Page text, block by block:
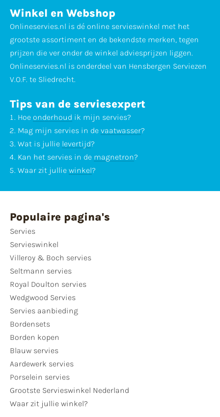
Winkel en Webshop
Onlineservies.nl is dé online servieswinkel met het
grootste assortiment en de bekendste merken, tegen
prijzen die ver onder de winkel adviesprijzen liggen.
Onlineservies.nl is onderdeel van Hensbergen Serviezen
V.O.F. te Sliedrecht.
Tips van de serviesexpert
Hoe onderhoud ik mijn servies?
Mag mijn servies in de vaatwasser?
Wat is jullie levertijd?
Kan het servies in de magnetron?
Waar zit jullie winkel?
Populaire pagina's
Servies
Servieswinkel
Villeroy & Boch servies
Seltmann servies
Royal Doulton servies
Wedgwood Servies
Servies aanbieding
Bordensets
Borden kopen
Blauw servies
Aardewerk servies
Porselein servies
Grootste Servieswinkel Nederland
Waar zit jullie winkel?